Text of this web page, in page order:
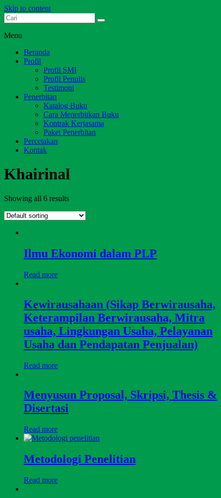
Skip to content
Dari Jambi untuk Indonesia
Menu
Beranda
Profil
Profil SMI
Profil Penulis
Testimoni
Penerbitan
Katalog Buku
Cara Menerbitkan Buku
Kontrak Kerjasama
Paket Penerbitan
Percetakan
Kontak
Khairinal
Showing all 6 results
Ilmu Ekonomi dalam PLP
Read more
Kewirausahaan (Sikap Berwirausaha,
Keterampilan Berwirausaha, Mitra
usaha, Lingkungan Usaha, Pelayanan
Usaha dan Pendapatan Penjualan)
Read more
Menyusun Proposal, Skripsi, Thesis &
Disertasi
Read more
Metodologi Penelitian
Read more